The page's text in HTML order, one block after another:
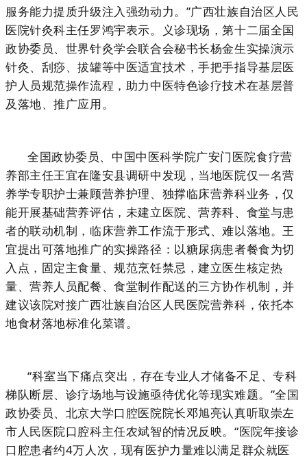
服务能力提质升级注入强劲动力。”广西壮族自治区人民
医院针灸科主任罗鸿宇表示。义诊现场，第十二届全国
政协委员、世界针灸学会联合会秘书长杨金生实操演示
针灸、刮痧、拔罐等中医适宜技术，手把手指导基层医
护人员规范操作流程，助力中医特色诊疗技术在基层普
及落地、推广应用。
全国政协委员、中国中医科学院广安门医院食疗营
养部主任王宜在隆安县调研中发现，当地医院仅一名营
养学专职护士兼顾营养护理、独撑临床营养科业务，仅
能开展基础营养评估，未建立医院、营养科、食堂与患
者的联动机制，临床营养工作流于形式、难以落地。王
宜提出可落地推广的实操路径：以糖尿病患者餐食为切
入点，固定主食量、规范烹饪禁忌，建立医生核定热
量、营养人员配餐、食堂制作配送的三方协作机制，并
建议该院对接广西壮族自治区人民医院营养科，依托本
地食材落地标准化菜谱。
“科室当下痛点突出，存在专业人才储备不足、专科
梯队断层、诊疗场地与设施亟待优化等现实难题。”全国
政协委员、北京大学口腔医院院长邓旭亮认真听取崇左
市人民医院口腔科主任农斌智的情况反映。“医院年接诊
口腔患者约4万人次，现有医护力量难以满足群众就医